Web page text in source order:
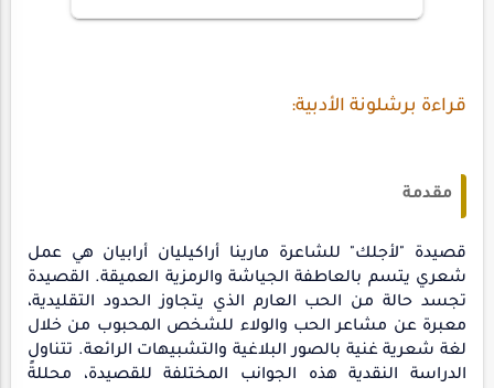
قراءة برشلونة الأدبية:
مقدمة
قصيدة "لأجلك" للشاعرة مارينا أراكيليان أرابيان هي عمل
شعري يتسم بالعاطفة الجياشة والرمزية العميقة. القصيدة
تجسد حالة من الحب العارم الذي يتجاوز الحدود التقليدية،
معبرة عن مشاعر الحب والولاء للشخص المحبوب من خلال
لغة شعرية غنية بالصور البلاغية والتشبيهات الرائعة. تتناول
الدراسة النقدية هذه الجوانب المختلفة للقصيدة، محللةً